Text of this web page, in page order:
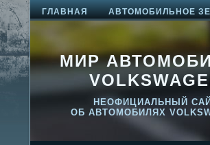
ГЛАВНАЯ АВТОМОБИЛЬНОЕ
МИР
НЕОФИЦИАЛЬНЫЙ
ОБ АВТОМОБИЛЯХ